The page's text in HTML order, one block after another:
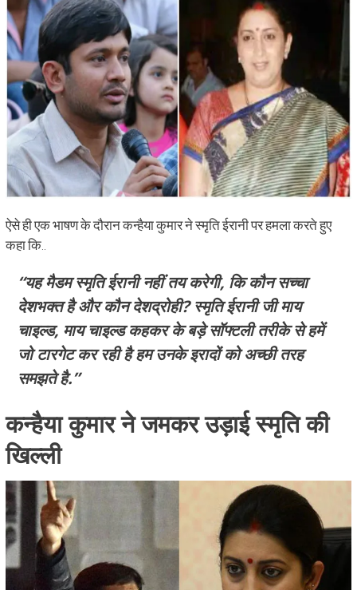
ऐसे ही एक भाषण के दौरान कन्हैया कुमार ने स्मृति ईरानी पर हमला करते हुए
कहा कि..
“यह मैडम स्मृति ईरानी नहीं तय करेगी, कि कौन सच्चा
देशभक्त है और कौन देशद्रोही? स्मृति ईरानी जी माय
चाइल्ड, माय चाइल्ड कहकर के बड़े सॉफ्टली तरीके से हमें
जो टारगेट कर रही है हम उनके इरादों को अच्छी तरह
समझते है.”
कन्हैया कुमार ने जमकर उड़ाई स्मृति की
खिल्ली